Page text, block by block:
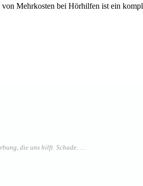
Mehrkosten bei Hörhilfen ist ein